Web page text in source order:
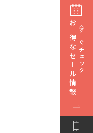
今すぐチェック
お得なセール情報